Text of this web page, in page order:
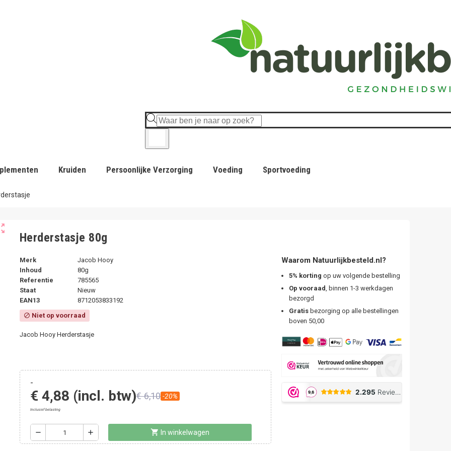
Kruiden Persoonlijke Verzorging Voeding Sportvoeding
Herderstasje 80g
Merk
Jacob Hooy
Inhoud
80g
Referentie
785565
Staat
Nieuw
EAN13
8712053833192
block Niet op voorraad
Jacob Hooy Herderstasje
-
€ 4,88 (incl. btw)€ 6,10 -20%
Inclusief belasting
remove add shopping_cart In winkelwagen
Waarom Natuurlijkbesteld.nl?
5% korting op uw volgende bestelling
Op vooraad, binnen 1-3 werkdagen
bezorgd
Gratisbezorging op alle bestellingen
boven 50,00